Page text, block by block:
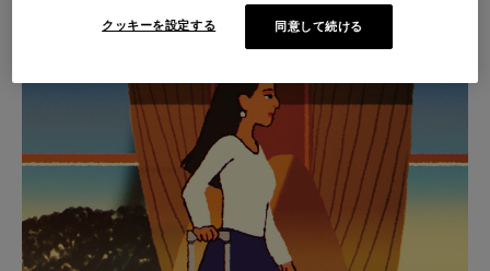
IS
PLAYED,
PLEASE
PRESS
TO
IS
MUTED,
PLEASE
PRESS
TO
厳選されたギフトセレクション
あらゆる旅に寄り添う究極の
パートナーを見つけましょう
クッキーを設定する 同意して続ける